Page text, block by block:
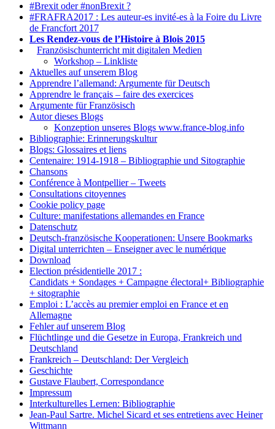
#Brexit oder #nonBrexit ?
#FRAFRA2017 : Les auteur-es invité-es à la Foire du Livre
de Francfort 2017
Les Rendez-vous de l’Histoire à Blois 2015
Französischunterricht mit digitalen Medien
Workshop – Linkliste
Aktuelles auf unserem Blog
Apprendre l’allemand: Argumente für Deutsch
Apprendre le français – faire des exercices
Argumente für Französisch
Autor dieses Blogs
Konzeption unseres Blogs www.france-blog.info
Bibliographie: Erinnerungskultur
Blogs: Glossaires et liens
Centenaire: 1914-1918 – Bibliographie und Sitographie
Chansons
Conférence à Montpellier – Tweets
Consultations citoyennes
Cookie policy page
Culture: manifestations allemandes en France
Datenschutz
Deutsch-französische Kooperationen: Unsere Bookmarks
Digital unterrichten – Enseigner avec le numérique
Download
Election présidentielle 2017 :
Candidats + Sondages + Campagne électoral+ Bibliographie
+ sitographie
Emploi : L’accès au premier emploi en France et en
Allemagne
Fehler auf unserem Blog
Flüchtlinge und die Gesetze in Europa, Frankreich und
Deutschland
Frankreich – Deutschland: Der Vergleich
Geschichte
Gustave Flaubert, Correspondance
Impressum
Interkulturelles Lernen: Bibliographie
Jean-Paul Sartre. Michel Sicard et ses entretiens avec Heiner
Wittmann